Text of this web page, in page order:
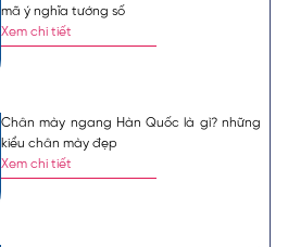
mã ý nghĩa tướng số
Xem chi tiết
Chân mày ngang Hàn Quốc là gì? những
kiểu chân mày đẹp
Xem chi tiết